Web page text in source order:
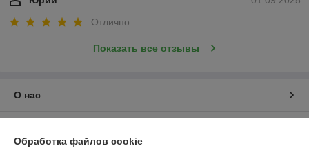
Отлично
Показать все отзывы
О нас
Обработка файлов cookie